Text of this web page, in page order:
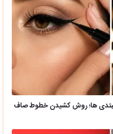
ها؛ روش کشیدن خطوط صاف